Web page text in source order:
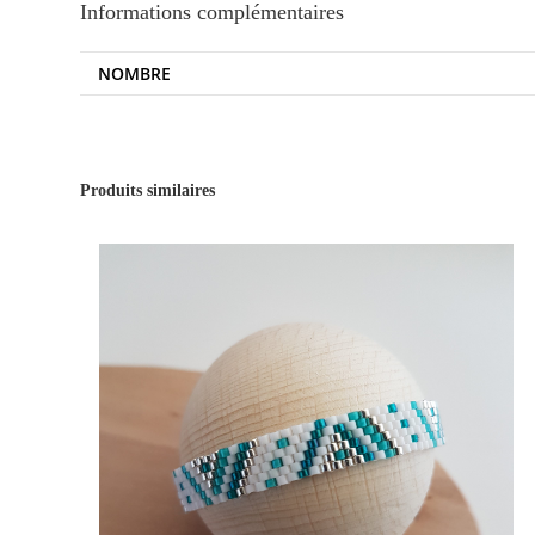
Informations complémentaires
NOMBRE
Produits similaires